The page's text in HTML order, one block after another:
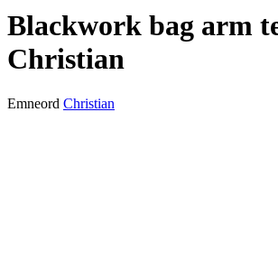
Blackwork bag arm
Christian
Emneord Christian